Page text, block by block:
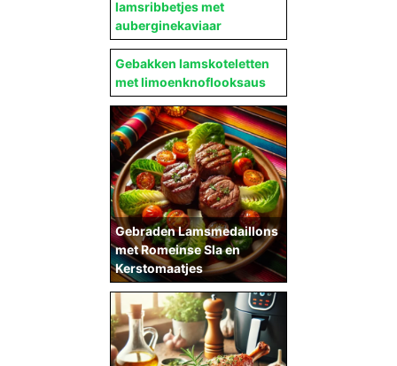
lamsribbetjes met
auberginekaviaar
Gebakken lamskoteletten
met limoenknoflooksaus
Gebraden Lamsmedaillons
met Romeinse Sla en
Kerstomaatjes